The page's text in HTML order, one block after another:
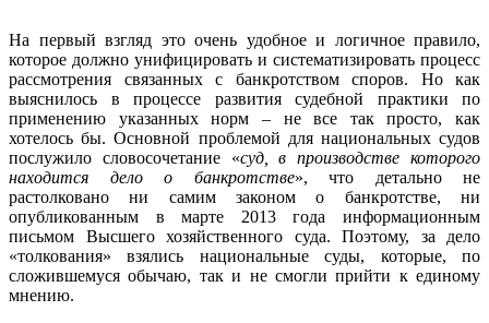
На первый взгляд это очень удобное и логичное правило,
которое должно унифицировать и систематизировать процесс
рассмотрения связанных с банкротством споров. Но как
выяснилось в процессе развития судебной практики по
применению указанных норм – не все так просто, как
хотелось бы. Основной проблемой для национальных судов
послужило словосочетание «суд, в производстве которого
находится дело о банкротстве», что детально не
растолковано ни самим законом о банкротстве, ни
опубликованным в марте 2013 года информационным
письмом Высшего хозяйственного суда. Поэтому, за дело
«толкования» взялись национальные суды, которые, по
сложившемуся обычаю, так и не смогли прийти к единому
мнению.